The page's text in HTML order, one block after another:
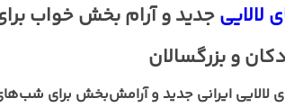
لالاییجدید و آرام بخش خواب
و بزرگسالان
ایرانی جدید و آرامش‌بخش برای